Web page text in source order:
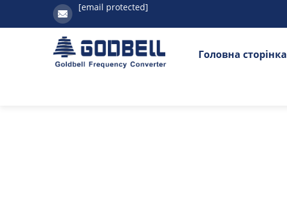
[email protected]
Головна сторінка